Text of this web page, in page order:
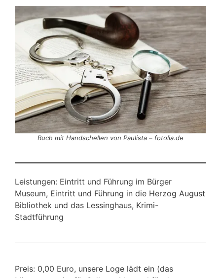
Buch mit Handschellen von Paulista – fotolia.de
Leistungen: Eintritt und Führung im Bürger
Museum, Eintritt und Führung in die Herzog August
Bibliothek und das Lessinghaus, Krimi-
Stadtführung
Preis: 0,00 Euro, unsere Loge lädt ein (das